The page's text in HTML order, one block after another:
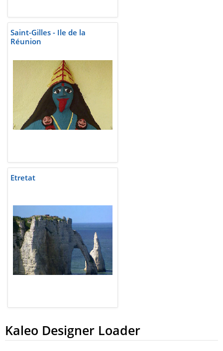
Saint-Gilles - Ile de la
Réunion
Etretat
Kaleo Designer Loader